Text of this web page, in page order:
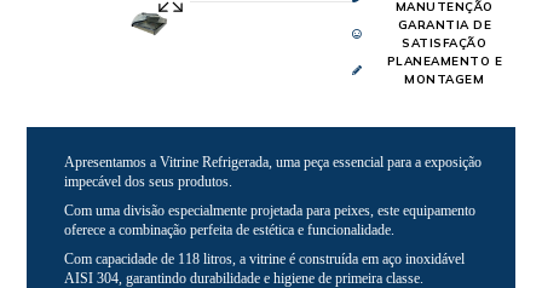
MANUTENÇÃO
GARANTIA DE
SATISFAÇÃO
PLANEAMENTO E
MONTAGEM
Apresentamos a Vitrine Refrigerada, uma peça essencial para a exposição
impecável dos seus produtos.
Com uma divisão especialmente projetada para peixes, este equipamento
oferece a combinação perfeita de estética e funcionalidade.
Com capacidade de 118 litros, a vitrine é construída em aço inoxidável
AISI 304, garantindo durabilidade e higiene de primeira classe.